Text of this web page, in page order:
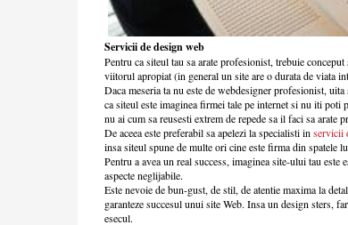
Servicii de design web
Pentru ca siteul tau sa arate profesionist, trebuie
viitorul apropiat (in general un site are o durata de viata
Daca meseria ta nu este de webdesigner profesionist,
ca siteul este imaginea firmei tale pe internet si nu iti poti
nu ai cum sa reusesti extrem de repede sa il faci sa arate
De aceea este preferabil sa apelezi la specialisti in servicii
insa siteul spune de multe ori cine este firma din spatele
Pentru a avea un real success, imaginea site-ului tau
aspecte neglijabile.
Este nevoie de bun-gust, de stil, de atentie maxima la
garanteze succesul unui site Web. Insa un design sters,
esecul.